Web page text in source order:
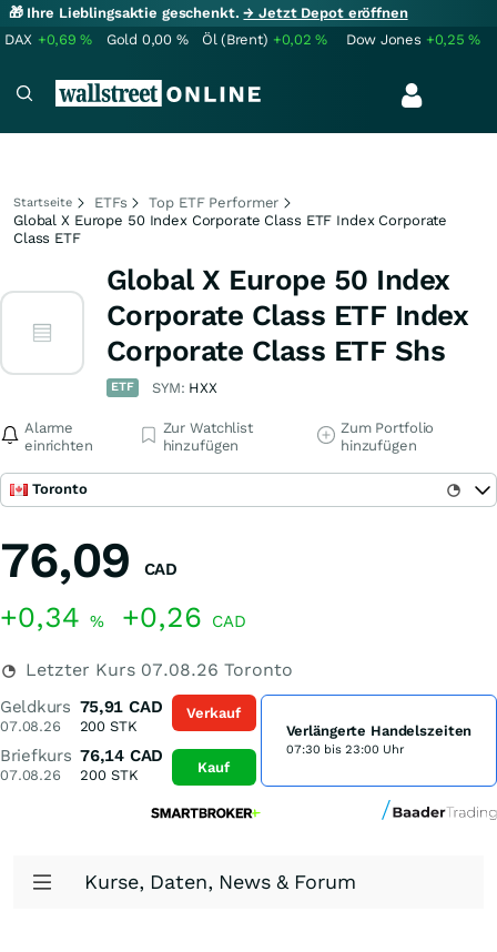
🎁 Ihre Lieblingsaktie geschenkt.→ Jetzt Depot eröffnen
DAX +0,69% Gold 0,00 % Öl (Brent) +0,02% Dow Jones +0,25%
Startseite ETFs
Top ETF Performer
Global X Europe 50 Index Corporate Class ETF Index Corporate
Class ETF
Global X Europe 50 Index
Corporate Class ETF Index
Corporate Class ETF Shs
ETF SYM: HXX
Alarme
einrichten
Zur Watchlist
hinzufügen
Zum Portfolio
hinzufügen
Toronto
76,09 CAD
+0,34 % +0,26 CAD
Letzter Kurs 07.08.26 Toronto
Geldkurs
07.08.26
75,91 CAD
200 STK
Briefkurs
07.08.26
76,14 CAD
200STK
Verkauf
Kauf
Verlängerte Handelszeiten
07:30 bis 23:00 Uhr
Kurse, Daten, News & Forum